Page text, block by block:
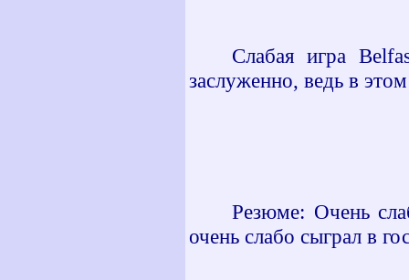
Слабая игра
заслуженно, ведь в
Резюме: Очень
очень слабо сыграл в